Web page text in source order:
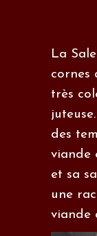
La
cornes
très
des
viande
et sa
une
viande